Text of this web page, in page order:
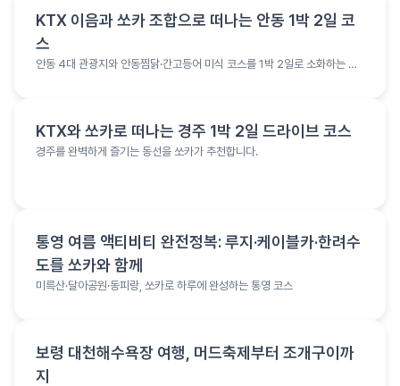
여행 정보
KTX 이음과 쏘카 조합으로 떠나는 안동 1박 2일 코
스
안동 4대 관광지와 안동찜닭·간고등어 미식 코스를 1박 2일로 소화하는 여
여행 정보
KTX와 쏘카로 떠나는 경주 1박 2일 드라이브 코스
경주를 완벽하게 즐기는 동선을 쏘카가 추천합니다.
여행 정보
통영 여름 액티비티 완전정복: 루지·케이블카·한려수
도를 쏘카와 함께
미륵산·달아공원·동피랑, 쏘카로 하루에 완성하는 통영 코스
여행 정보
보령 대천해수욕장 여행, 머드축제부터 조개구이까
지